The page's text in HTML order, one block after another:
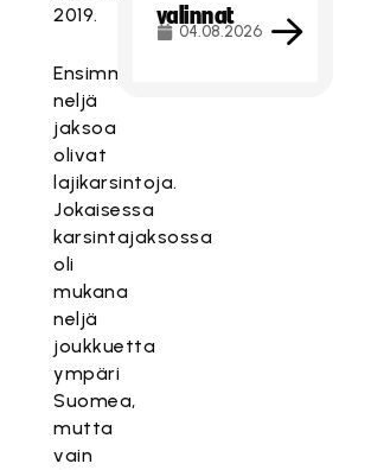
2019.
Ensimmäiset
neljä
jaksoa
olivat
lajikarsintoja.
Jokaisessa
karsintajaksossa
oli
mukana
neljä
joukkuetta
ympäri
Suomea,
mutta
vain
valinnat
04.08.2026